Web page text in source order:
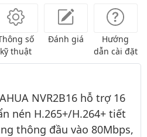
số
kỹ thuật
Đánh giá
Hướng
dẫn cài đặt
NVR2B16 hỗ trợ 16
nén H.265+/H.264+ tiết
thông đầu vào 80Mbps,